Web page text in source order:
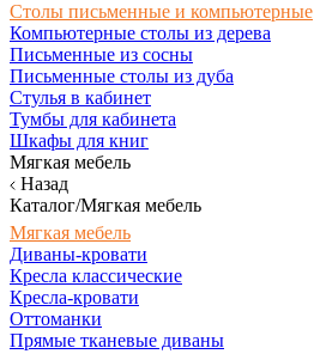
Столы письменные и компьютерные
Компьютерные столы из дерева
Письменные из сосны
Письменные столы из дуба
Стулья в кабинет
Тумбы для кабинета
Шкафы для книг
Мягкая мебель
Назад
Каталог/Мягкая мебель
Мягкая мебель
Диваны-кровати
Кресла классические
Кресла-кровати
Оттоманки
Прямые тканевые диваны